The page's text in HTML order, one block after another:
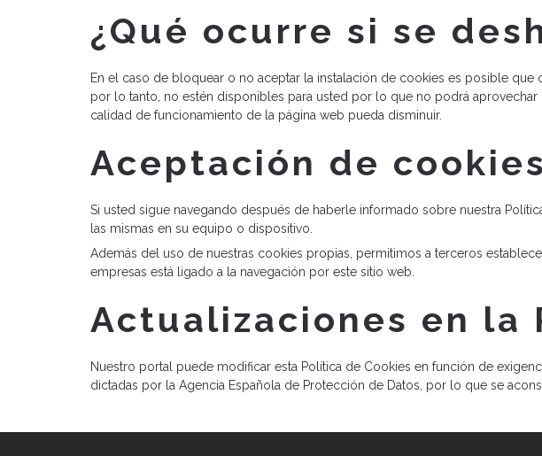
¿Qué ocurre si se
En el caso de bloquear o no aceptar la instalación de cookies es posible
por lo tanto, no estén disponibles para usted por lo que no podrá
calidad de funcionamiento de la página web pueda disminuir.
Aceptación de cookies
Si usted sigue navegando después de haberle informado sobre nuestra
las mismas en su equipo o dispositivo.
Además del uso de nuestras cookies propias, permitimos a terceros
empresas está ligado a la navegación por este sitio web.
Actualizaciones en la
Nuestro portal puede modificar esta Política de Cookies en función de
dictadas por la Agencia Española de Protección de Datos, por lo que se